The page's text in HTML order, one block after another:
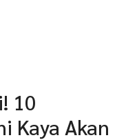
10
Kaya Akan